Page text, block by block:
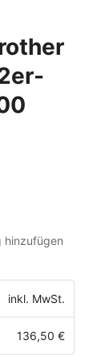
hinzufügen
inkl. MwSt.
136,50 €